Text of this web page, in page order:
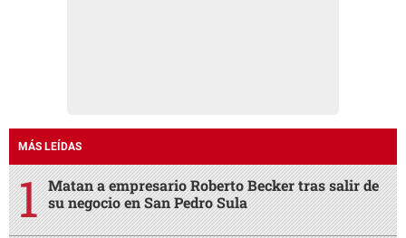
MÁS LEÍDAS
Matan a empresario Roberto Becker tras salir de
su negocio en San Pedro Sula